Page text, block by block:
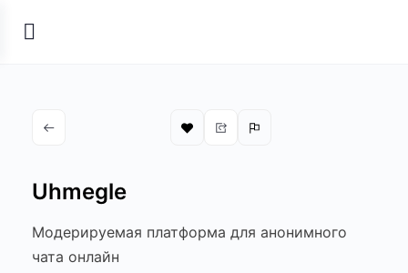
Uhmegle
Модерируемая платформа для анонимного
чата онлайн